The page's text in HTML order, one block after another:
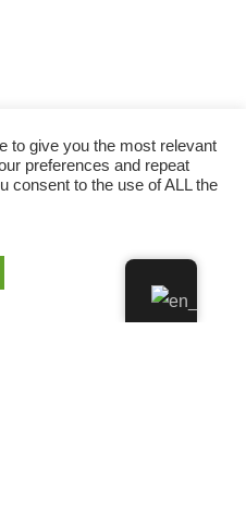
to give you the most relevant
preferences and repeat
consent to the use of ALL the